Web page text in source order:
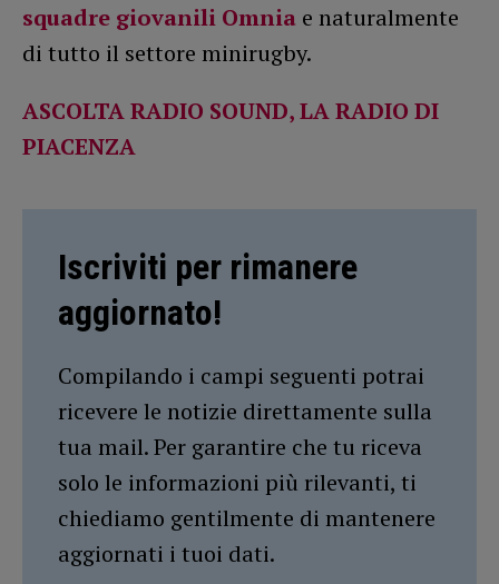
squadre giovanili Omnia e naturalmente
di tutto il settore minirugby.
ASCOLTA RADIO SOUND, LA RADIO DI
PIACENZA
Iscriviti per rimanere
aggiornato!
Compilando i campi seguenti potrai
ricevere le notizie direttamente sulla
tua mail. Per garantire che tu riceva
solo le informazioni più rilevanti, ti
chiediamo gentilmente di mantenere
aggiornati i tuoi dati.